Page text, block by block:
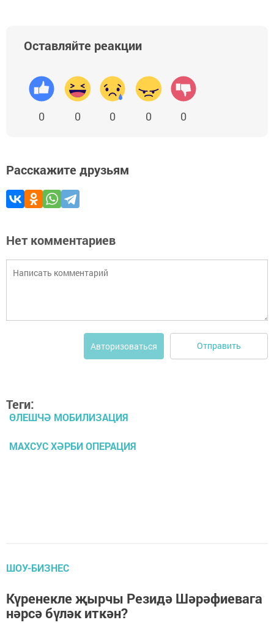
Оставляйте реакции
0 0 0 0 0
Расскажите друзьям
Нет комментариев
Авторизоваться Отправить
Теги:
ӨЛЕШЧӘ МОБИЛИЗАЦИЯ
МАХСУС ХӘРБИ ОПЕРАЦИЯ
ШОУ-БИЗНЕС
Күренекле җырчы Резидә Шәрәфиевага
нәрсә бүләк иткән?